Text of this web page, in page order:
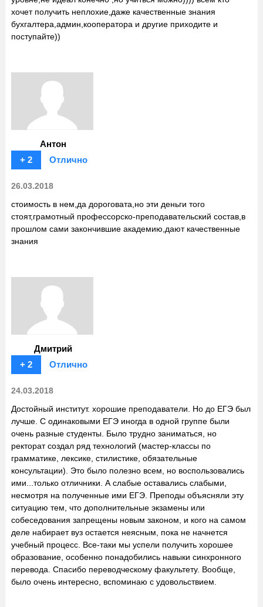
хочет получить неплохие,даже качественные знания
бухгалтера,админ,кооператора и другие приходите и
поступайте))
Антон
+ 2
Отлично
26.03.2018
стоимость в нем,да дороговата,но эти деньги того
стоят,грамотный профессорско-преподавательский состав,в
прошлом сами закончившие академию,дают качественные
знания
Дмитрий
+ 2
Отлично
24.03.2018
Достойный институт. хорошие преподаватели. Но до ЕГЭ был
лучше. С одинаковыми ЕГЭ иногда в одной группе были
очень разные студенты. Было трудно заниматься, но
ректорат создал ряд технологий (мастер-классы по
грамматике, лексике, стилистике, обязательные
консультации). Это было полезно всем, но воспользовались
ими...только отличники. А слабые оставались слабыми,
несмотря на полученные ими ЕГЭ. Преподы объясняли эту
ситуацию тем, что дополнительные экзамены или
собеседования запрещены новым законом, и кого на самом
деле набирает вуз остается неясным, пока не начнется
учебный процесс. Все-таки мы успели получить хорошее
образование, особенно понадобились навыки синхронного
перевода. Спасибо переводческому факультету. Вообще,
было очень интересно, вспоминаю с удовольствием.